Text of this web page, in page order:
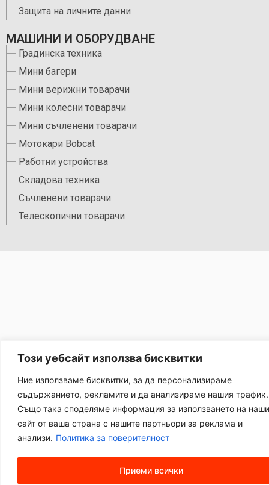
Този уебсайт използва бисквитки
Ние използваме бисквитки, за да персонализираме
съдържанието, рекламите и да анализираме нашия трафик.
Също така споделяме информация за използването на
сайт от ваша страна с нашите партньори за реклама и
анализи. Политика за поверителност
Приеми всички
Защита на личните данни
МАШИНИ И ОБОРУДВАНЕ
Градинска техника
Мини багери
Мини верижни товарачи
Мини колесни товарачи
Мини съчленени товарачи
Мотокари Bobcat
Работни устройства
Складова техника
Съчленени товарачи
Телескопични товарачи